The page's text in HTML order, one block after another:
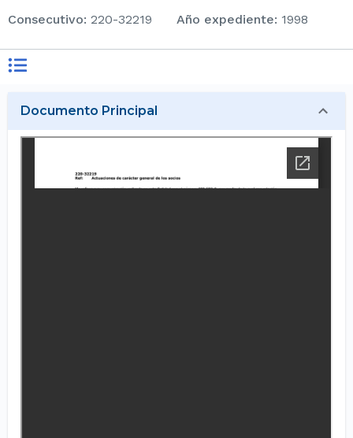
consecutivo: 220-32219 Año expediente: 1998
Documento Principal